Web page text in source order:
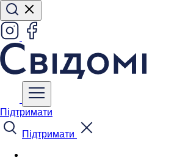
Підтримати
Підтримати